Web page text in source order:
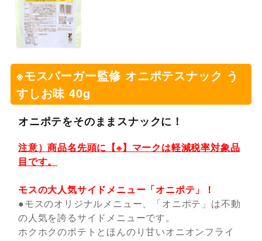
※モスバーガー監修 オニポテスナック う
すしお味 40g
オニポテをそのままスナックに！
注意）商品名先頭に【※】マークは軽減税率対象品
目です。
モスの大人気サイドメニュー「オニポテ」！
●モスのオリジナルメニュー、「オニポテ」は不動
の人気を誇るサイドメニューです。
ホクホクのポテトとほんのり甘いオニオンフライ